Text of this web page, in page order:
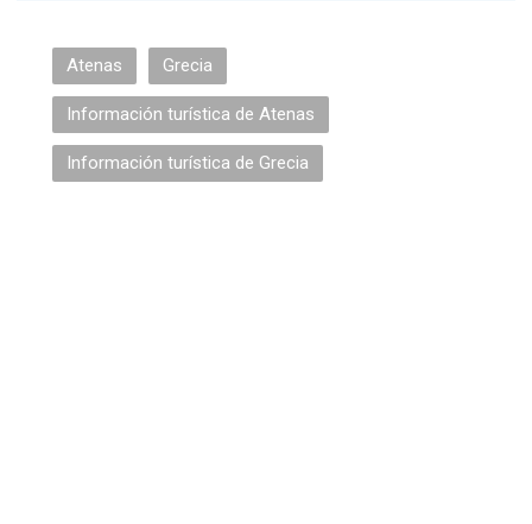
Atenas Grecia
Información turística de Atenas
Información turística de Grecia